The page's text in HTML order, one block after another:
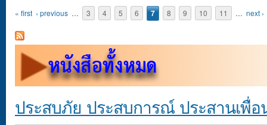
Pages
« first ‹ previous … 3 4 5 6 7 8 9 10 11 … next ›
ประสบภัย ประสบการณ์ ประสานเพื่อ